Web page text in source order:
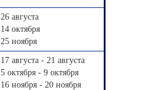
26 августа
14 октября
25 ноября
17 августа - 21 августа
5 октября - 9 октября
16 ноября - 20 ноября